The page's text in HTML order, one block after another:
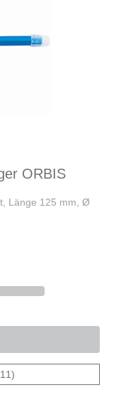
ORBIS
Länge 125 mm, Ø